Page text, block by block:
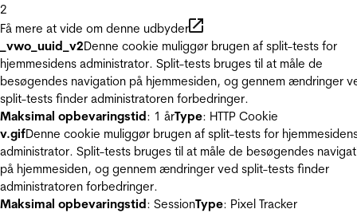
2
Få mere at vide om denne udbyder
_vwo_uuid_v2Denne cookie muliggør brugen af split-tests for
hjemmesidens administrator. Split-tests bruges til at måle de
besøgendes navigation på hjemmesiden, og gennem ændringer
split-tests finder administratoren forbedringer.
Maksimal opbevaringstid: 1 årType: HTTP Cookie
v.gifDenne cookie muliggør brugen af split-tests for
administrator. Split-tests bruges til at måle de besøgendes
på hjemmesiden, og gennem ændringer ved split-tests finder
administratoren forbedringer.
Maksimal opbevaringstid: SessionType: Pixel Tracker